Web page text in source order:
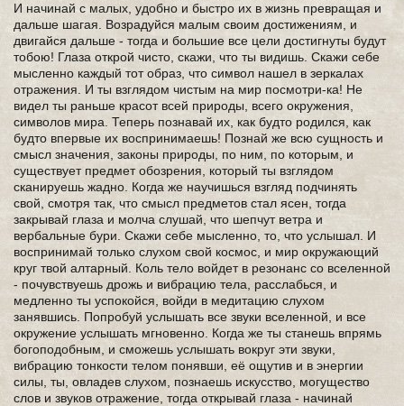
И начинай с малых, удобно и быстро их в жизнь превращая и
дальше шагая. Возрадуйся малым своим достижениям, и
двигайся дальше - тогда и большие все цели достигнуты будут
тобою! Глаза открой чисто, скажи, что ты видишь. Скажи себе
мысленно каждый тот образ, что символ нашел в зеркалах
отражения. И ты взглядом чистым на мир посмотри-ка! Не
видел ты раньше красот всей природы, всего окружения,
символов мира. Теперь познавай их, как будто родился, как
будто впервые их воспринимаешь! Познай же всю сущность и
смысл значения, законы природы, по ним, по которым, и
существует предмет обозрения, который ты взглядом
сканируешь жадно. Когда же научишься взгляд подчинять
свой, смотря так, что смысл предметов стал ясен, тогда
закрывай глаза и молча слушай, что шепчут ветра и
вербальные бури. Скажи себе мысленно, то, что услышал. И
воспринимай только слухом свой космос, и мир окружающий
круг твой алтарный. Коль тело войдет в резонанс со вселенной
- почувствуешь дрожь и вибрацию тела, расслабься, и
медленно ты успокойся, войди в медитацию слухом
занявшись. Попробуй услышать все звуки вселенной, и все
окружение услышать мгновенно. Когда же ты станешь впрямь
богоподобным, и сможешь услышать вокруг эти звуки,
вибрацию тонкости телом понявши, её ощутив и в энергии
силы, ты, овладев слухом, познаешь искусство, могущество
слов и звуков отражение, тогда открывай глаза - начинай